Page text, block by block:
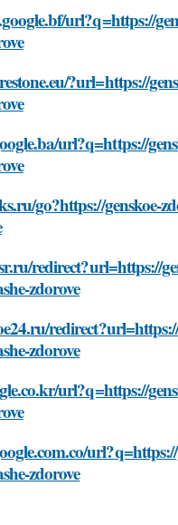
url?q=https://
?url=https://
url?q=https://
go?https://genskoe-
redirect?url=https://
zdorove
zdorove
url?q=https://
zdorove